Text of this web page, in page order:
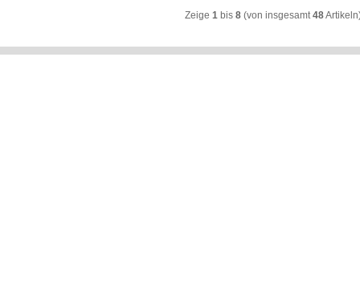
Zeige 1 bis 8 (von insgesamt 48